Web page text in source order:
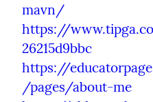
mavn/
https://
26215d9bbc
https://
/pages/about-me